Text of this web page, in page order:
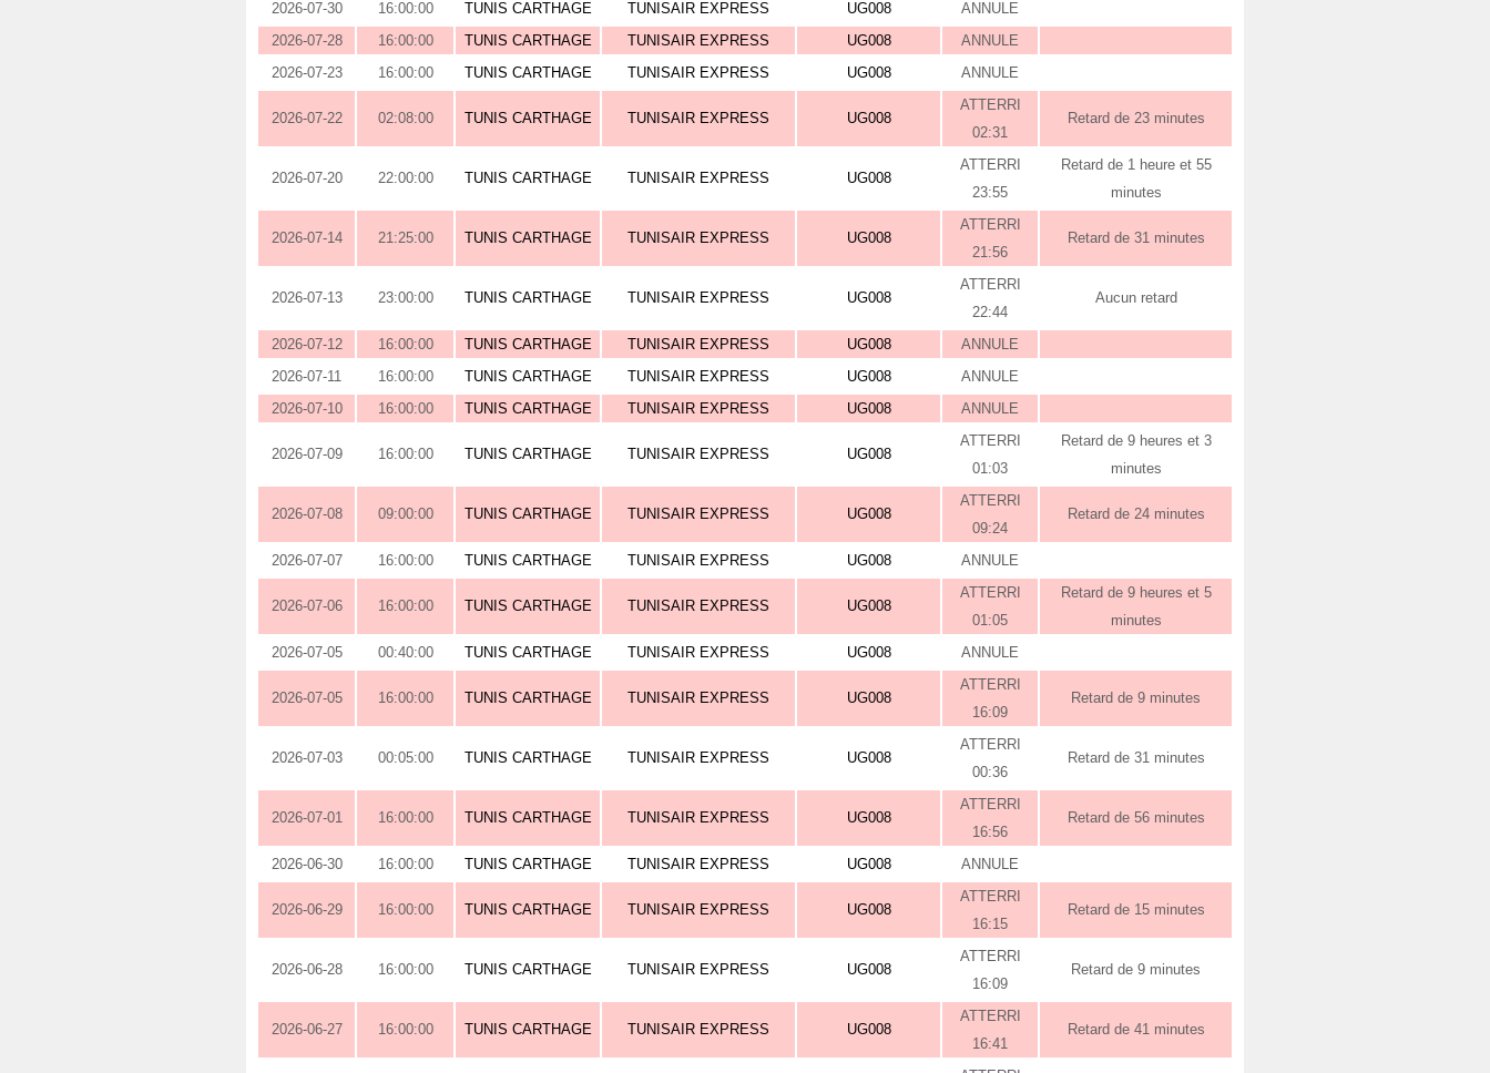
2026-07-30
16:00:00 TUNIS CARTHAGE TUNISAIR EXPRESS UG008
ANNULE
2026-07-28
16:00:00 TUNIS CARTHAGE TUNISAIR EXPRESS UG008
ANNULE
2026-07-23
16:00:00 TUNIS CARTHAGE TUNISAIR EXPRESS UG008 ANNULE
2026-07-22 02:08:00 TUNIS CARTHAGE TUNISAIR EXPRESS UG008
ATTERRI
02:31
Retard de 23 minutes
2026-07-20 22:00:00 TUNIS CARTHAGE TUNISAIR EXPRESS UG008
ATTERRI
23:55
Retard de 1 heure et 55
minutes
2026-07-14 21:25:00 TUNIS CARTHAGE TUNISAIR EXPRESS UG008
ATTERRI
21:56
Retard de 31 minutes
2026-07-13 23:00:00 TUNIS CARTHAGE TUNISAIR EXPRESS UG008
ATTERRI
22:44
Aucun retard
2026-07-12 16:00:00 TUNIS CARTHAGE TUNISAIR EXPRESS UG008
ANNULE
2026-07-11
16:00:00 TUNIS CARTHAGE TUNISAIR EXPRESS UG008
ANNULE
2026-07-10
16:00:00 TUNIS CARTHAGE TUNISAIR EXPRESS UG008 ANNULE
2026-07-09 16:00:00 TUNIS CARTHAGE TUNISAIR EXPRESS UG008
ATTERRI
01:03
Retard de 9 heures et 3
minutes
2026-07-08 09:00:00 TUNIS CARTHAGE TUNISAIR EXPRESS UG008
ATTERRI
09:24
Retard de 24 minutes
2026-07-07 16:00:00 TUNIS CARTHAGE TUNISAIR EXPRESS UG008 ANNULE
2026-07-06 16:00:00 TUNIS CARTHAGE TUNISAIR EXPRESS UG008
ATTERRI
01:05
Retard de 9 heures et 5
minutes
2026-07-05
00:40:00 TUNIS CARTHAGE TUNISAIR EXPRESS UG008 ANNULE
2026-07-05 16:00:00 TUNIS CARTHAGE TUNISAIR EXPRESS UG008
ATTERRI
16:09
Retard de 9 minutes
2026-07-03 00:05:00 TUNIS CARTHAGE TUNISAIR EXPRESS UG008
ATTERRI
00:36
Retard de 31 minutes
2026-07-01 16:00:00 TUNIS CARTHAGE TUNISAIR EXPRESS UG008
ATTERRI
16:56
Retard de 56 minutes
2026-06-30 16:00:00 TUNIS CARTHAGE TUNISAIR EXPRESS UG008 ANNULE
2026-06-29 16:00:00 TUNIS CARTHAGE TUNISAIR EXPRESS UG008
ATTERRI
16:15
Retard de 15 minutes
2026-06-28 16:00:00 TUNIS CARTHAGE TUNISAIR EXPRESS UG008
ATTERRI
16:09
Retard de 9 minutes
2026-06-27 16:00:00 TUNIS CARTHAGE TUNISAIR EXPRESS UG008
ATTERRI
16:41
Retard de 41 minutes